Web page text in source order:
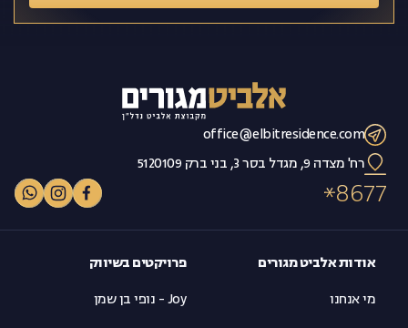
office@elbitresidence.com
רח' מצדה 9, מגדל בסר 3, בני ברק 5120109
8677
אודות אלביט מגורים
מי אנחנו
פרויקטים בשיווק
Joy - נופי בן שמן